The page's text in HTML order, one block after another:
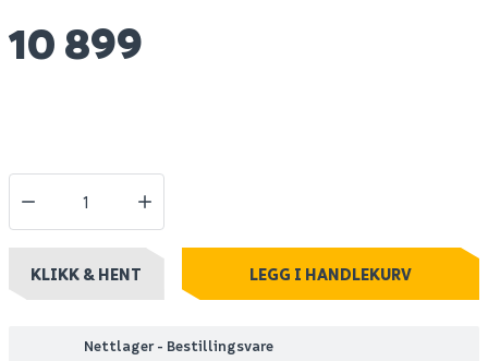
10 899
KLIKK & HENT LEGG I HANDLEKURV
Nettlager - Bestillingsvare